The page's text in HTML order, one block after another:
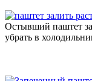
Остывший паштет
убрать в